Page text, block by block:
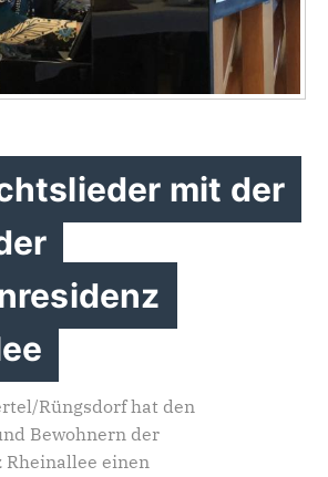
mit der
Rüngsdorf hat den
Bewohnern der
Rheinallee einen